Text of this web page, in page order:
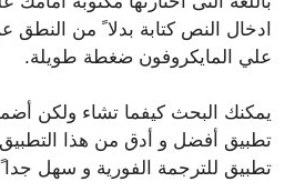
ادخال النص كتابة بدلا ً من
علي المايكروفون ضغطة طويلة.
يمكنك البحث كيفما تشاء ولكن
تطبيق للترجمة الفورية و سهل